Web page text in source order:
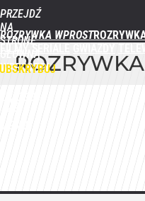
PRZEJDŹ
NA
STRONĘ
GŁÓWNĄ
WPROST.PL
ROZRYWKA WPROST
ROZRYWKA